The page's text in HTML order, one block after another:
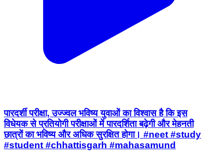
पारदर्शी परीक्षा, उज्ज्वल भविष्य युवाओं का विश्वास है कि इस
विधेयक से प्रतियोगी परीक्षाओं में पारदर्शिता बढ़ेगी और मेहनती
छात्रों का भविष्य और अधिक सुरक्षित होगा। #neet #study
#student #chhattisgarh #mahasamund